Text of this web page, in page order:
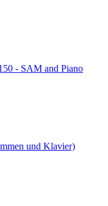
- SAM and Piano
und Klavier)